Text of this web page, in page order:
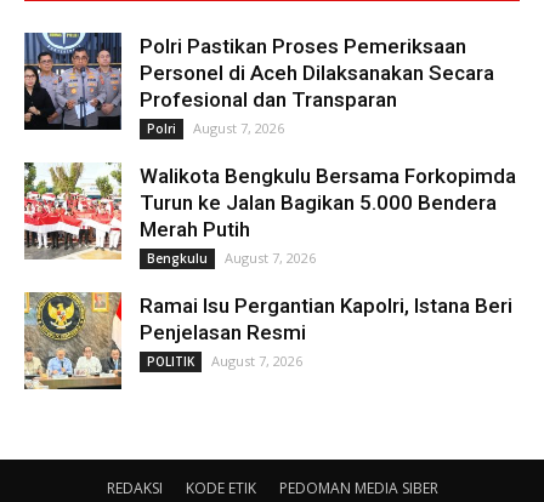
Polri Pastikan Proses Pemeriksaan
Personel di Aceh Dilaksanakan Secara
Profesional dan Transparan
Polri August 7, 2026
Walikota Bengkulu Bersama Forkopimda
Turun ke Jalan Bagikan 5.000 Bendera
Merah Putih
Bengkulu August 7, 2026
Ramai Isu Pergantian Kapolri, Istana Beri
Penjelasan Resmi
POLITIK August 7, 2026
REDAKSI KODE ETIK PEDOMAN MEDIA SIBER